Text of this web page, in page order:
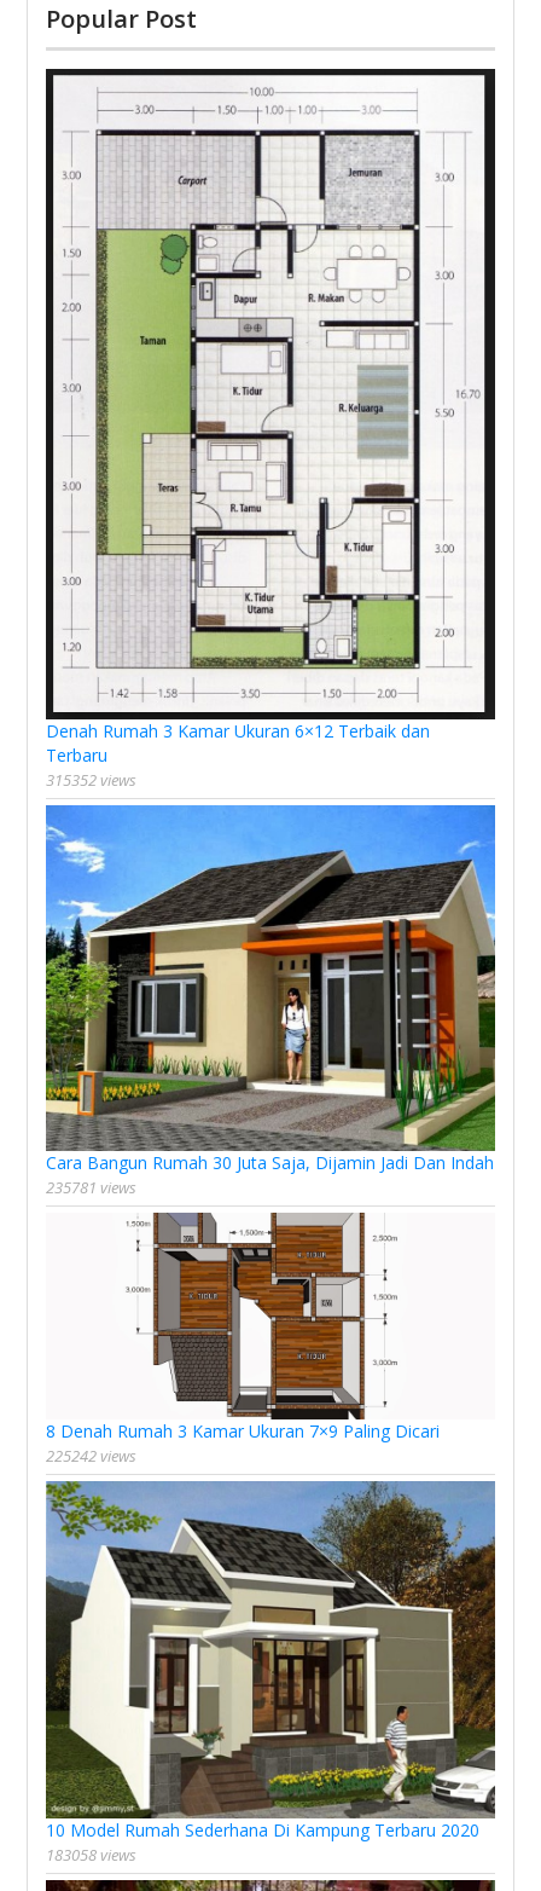
Popular Post
Denah Rumah 3 Kamar Ukuran 6×12 Terbaik dan
Terbaru
315352 views
Cara Bangun Rumah 30 Juta Saja, Dijamin Jadi Dan Indah
235781 views
8 Denah Rumah 3 Kamar Ukuran 7×9 Paling Dicari
225242 views
10 Model Rumah Sederhana Di Kampung Terbaru 2020
183058 views